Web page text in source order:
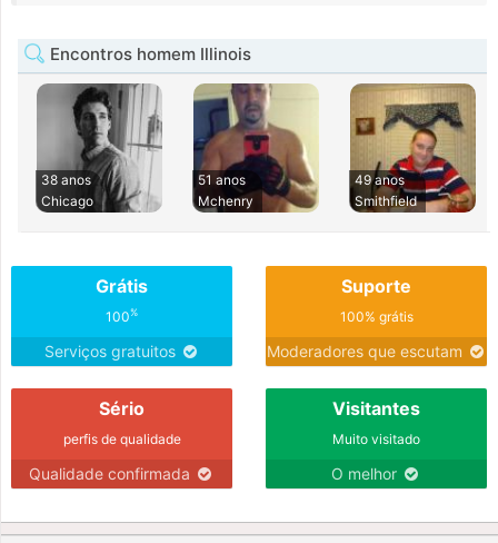
Encontros homem Illinois
38 anos
Chicago
51 anos
Mchenry
49 anos
Smithfield
Grátis
100%
Serviços gratuitos
Suporte
100% grátis
Moderadores que escutam
Sério
perfis de qualidade
Qualidade confirmada
Visitantes
Muito visitado
O melhor